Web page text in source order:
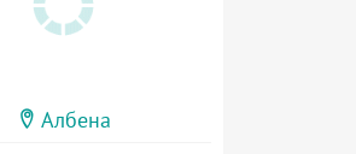
Албена